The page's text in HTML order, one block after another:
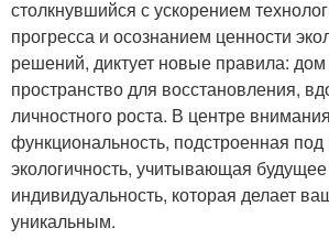
столкнувшийся с ускорением
прогресса и осознанием ценности
решений, диктует новые правила:
пространство для восстановления,
личностного роста. В центре
функциональность, подстроенная
экологичность, учитывающая
индивидуальность, которая делает
уникальным.